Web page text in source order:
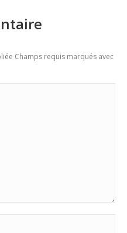
Champs requis marqués avec